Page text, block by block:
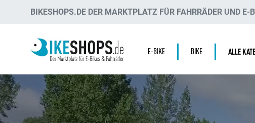
BIKESHOPS.DE DER MARKTPLATZ FÜR FAHRRÄDER UND E-
E-BIKE BIKE ALLE